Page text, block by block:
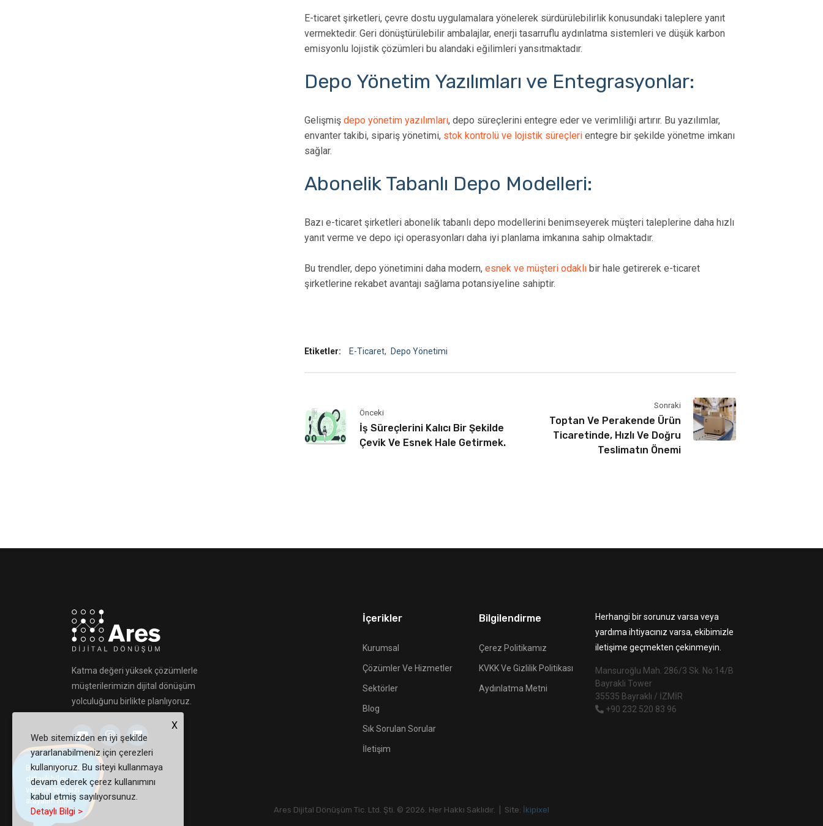
E-ticaret şirketleri, çevre dostu uygulamalara yönelerek sürdürülebilirlik konusundaki taleplere yanıt
vermektedir. Geri dönüştürülebilir ambalajlar, enerji tasarruflu aydınlatma sistemleri ve düşük karbon
emisyonlu lojistik çözümleri bu alandaki eğilimleri yansıtmaktadır.
Depo Yönetim Yazılımları ve Entegrasyonlar:
Gelişmiş depo yönetim yazılımları, depo süreçlerini entegre eder ve verimliliği artırır. Bu yazılımlar,
envanter takibi, sipariş yönetimi, stok kontrolü ve lojistik süreçleri entegre bir şekilde yönetme imkanı
sağlar.
Abonelik Tabanlı Depo Modelleri:
Bazı e-ticaret şirketleri abonelik tabanlı depo modellerini benimseyerek müşteri taleplerine daha hızlı
yanıt verme ve depo içi operasyonları daha iyi planlama imkanına sahip olmaktadır.
Bu trendler, depo yönetimini daha modern, esnek ve müşteri odaklı bir hale getirerek e-ticaret
şirketlerine rekabet avantajı sağlama potansiyeline sahiptir.
Etiketler: E-Ticaret Depo Yönetimi
Önceki
İş Süreçlerini Kalıcı Bir Şekilde
Çevik Ve Esnek Hale Getirmek.
Sonraki
Toptan Ve Perakende Ürün
Ticaretinde, Hızlı Ve Doğru
Teslimatın Önemi
Katma değeri yüksek çözümlerle
müşterilerimizin dijital dönüşüm
yolculuğunu birlikte planlıyoruz.
İçerikler
Kurumsal
Çözümler Ve Hizmetler
Sektörler
Blog
Sık Sorulan Sorular
İletişim
Bilgilendirme
Çerez Politikamız
KVKK Ve Gizlilik Politikası
Aydınlatma Metni
Herhangi bir sorunuz varsa veya
yardıma ihtiyacınız varsa, ekibimizle
iletişime geçmekten çekinmeyin.
Mansuroğlu Mah. 286/3 Sk. No:14/B
Bayrakli Tower
35535 Bayraklı / İZMİR
+90 232 520 83 96
Ares Dijital Dönüşüm Tic. Ltd. Şti. © 2026. Her Hakkı Saklıdır. | Site: İkipixel
Bu hizmetle ilgili
detaylı bilgi
vermek için sizi
arayalım mı?
Web sitemizden en iyi şekilde
yararlanabilmeniz için çerezleri
kullanıyoruz. Bu siteyi kullanmaya
devam ederek çerez kullanımını
kabul etmiş sayılıyorsunuz.
Detaylı Bilgi >
X